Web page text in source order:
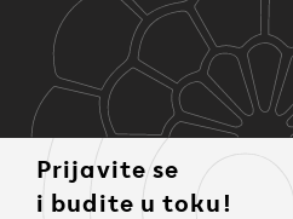
Prijavite se
i budite u toku!